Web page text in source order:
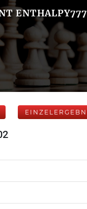
ENTHALPY777